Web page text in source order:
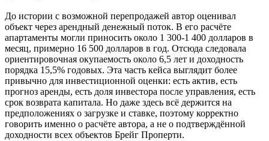
До истории с возможной перепродажей автор оценивал
объект через арендный денежный поток. В его расчёте
апартаменты могли приносить около 1 300-1 400 долларов в
месяц, примерно 16 500 долларов в год. Отсюда следовала
ориентировочная окупаемость около 6,5 лет и доходность
порядка 15,5% годовых. Эта часть кейса выглядит более
привычно для инвестиционной оценки: есть актив, есть
прогноз аренды, есть доля инвестора после управления, есть
срок возврата капитала. Но даже здесь всё держится на
предположениях о загрузке и ставке, поэтому корректно
говорить именно о расчёте автора, а не о подтверждённой
доходности всех объектов Брейг Проперти.